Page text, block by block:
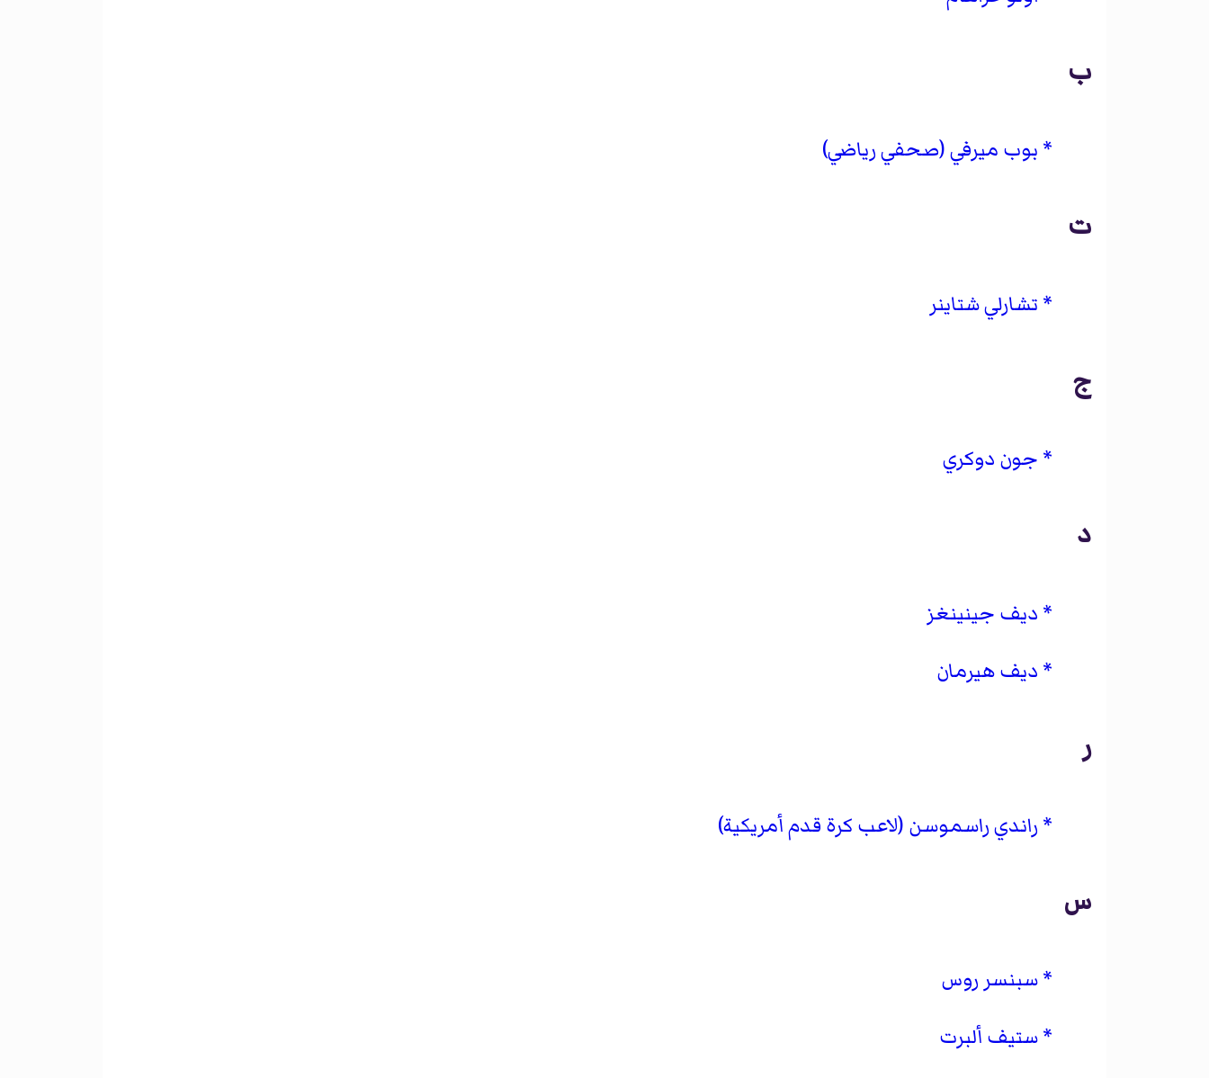
ب
بوب ميرفي (صحفي رياضي)
ت
تشارلي شتاينر
ج
جون دوكري
د
ديف جينينغز
ديف هيرمان
ر
راندي راسموسن (لاعب كرة قدم أمريكية)
س
سبنسر روس
ستيف ألبرت